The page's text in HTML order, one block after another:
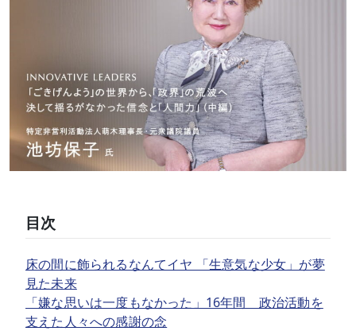
目次
床の間に飾られるなんてイヤ 「生意気な少女」が夢
見た未来
「嫌な思いは一度もなかった」16年間 政治活動を
支えた人々への感謝の念